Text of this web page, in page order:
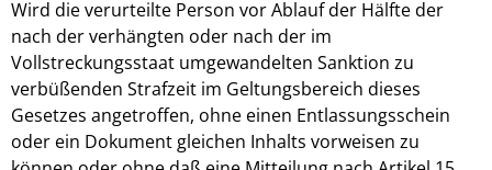
Wird die verurteilte Person vor Ablauf der Hälfte der
nach der verhängten oder nach der im
Vollstreckungsstaat umgewandelten Sanktion zu
verbüßenden Strafzeit im Geltungsbereich dieses
Gesetzes angetroffen, ohne einen Entlassungsschein
oder ein Dokument gleichen Inhalts vorweisen zu